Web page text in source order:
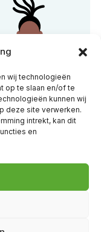
wij technologieën
op te slaan en/of te
kunnen wij
deze site verwerken.
intrekt, kan dit
en